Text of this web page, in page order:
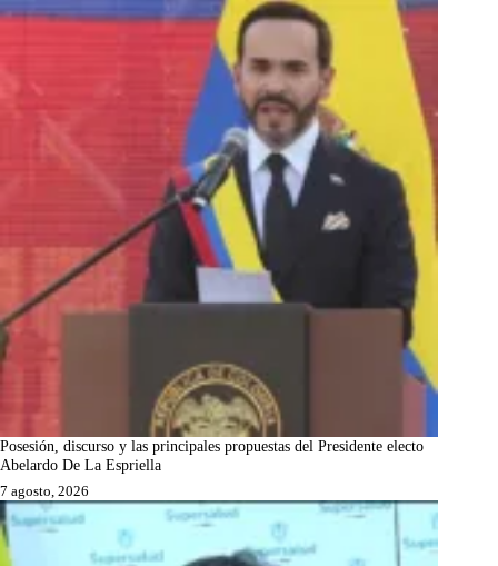
Posesión, discurso y las principales propuestas del Presidente electo
Abelardo De La Espriella
7 agosto, 2026